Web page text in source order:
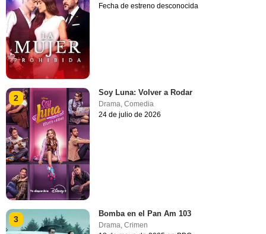
Fecha de estreno desconocida
2
Soy Luna: Volver a Rodar
Drama,Comedia
24 de julio de 2026
3
Bomba en el Pan Am 103
Drama ,Crimen